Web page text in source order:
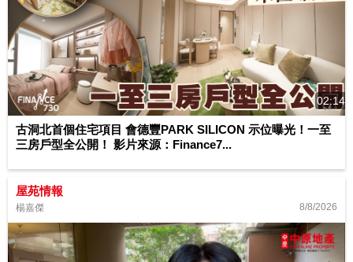
02:14
古洞北首個住宅項目 會德豐PARK SILICON 示位曝光！一至
三房戶型全公開！ 影片來源：Finance7...
屋苑情報
楊嘉傑 8/8/2026